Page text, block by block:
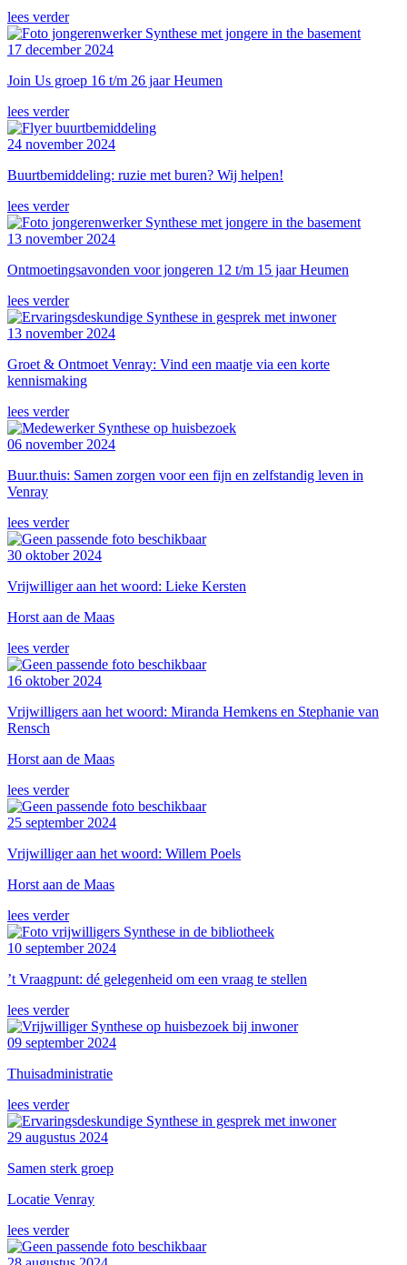
lees verder
17 december 2024
Join Us groep 16 t/m 26 jaar Heumen
lees verder
24 november 2024
Buurtbemiddeling: ruzie met buren? Wij helpen!
lees verder
13 november 2024
Ontmoetingsavonden voor jongeren 12 t/m 15 jaar Heumen
lees verder
13 november 2024
Groet & Ontmoet Venray: Vind een maatje via een korte
kennismaking
lees verder
06 november 2024
Buur.thuis: Samen zorgen voor een fijn en zelfstandig leven in
Venray
lees verder
30 oktober 2024
Vrijwilliger aan het woord: Lieke Kersten
Horst aan de Maas
lees verder
16 oktober 2024
Vrijwilligers aan het woord: Miranda Hemkens en Stephanie van
Rensch
Horst aan de Maas
lees verder
25 september 2024
Vrijwilliger aan het woord: Willem Poels
Horst aan de Maas
lees verder
10 september 2024
’t Vraagpunt: dé gelegenheid om een vraag te stellen
lees verder
09 september 2024
Thuisadministratie
lees verder
29 augustus 2024
Samen sterk groep
Locatie Venray
lees verder